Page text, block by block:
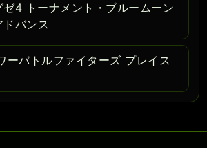
ゼ4 トーナメント・ブルームーン
バンス
ーバトルファイターズ プレイス